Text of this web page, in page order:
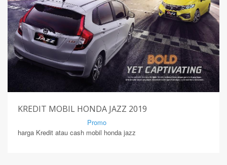
KREDIT MOBIL HONDA JAZZ 2019
Promo
harga Kredit atau cash mobil honda jazz